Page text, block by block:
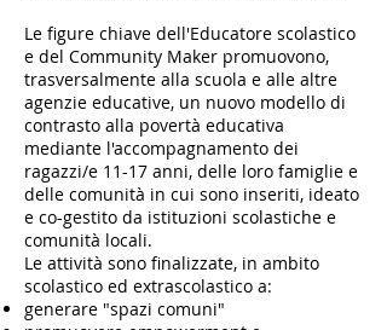
Le figure chiave dell'Educatore scolastico
e del Community Maker promuovono,
trasversalmente alla scuola e alle altre
agenzie educative, un nuovo modello di
contrasto alla povertà educativa
mediante l'accompagnamento dei
ragazzi/e 11-17 anni, delle loro famiglie e
delle comunità in cui sono inseriti, ideato
e co-gestito da istituzioni scolastiche e
comunità locali.
Le attività sono finalizzate, in ambito
scolastico ed extrascolastico a:
generare "spazi comuni"